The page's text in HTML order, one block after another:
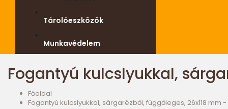
Tárolóeszközök
Munkavédelem
Fogantyú kulcslyukkal,
Főoldal
Fogantyú kulcslyukkal, sárgarézből, függőleges, 26x118 mm -